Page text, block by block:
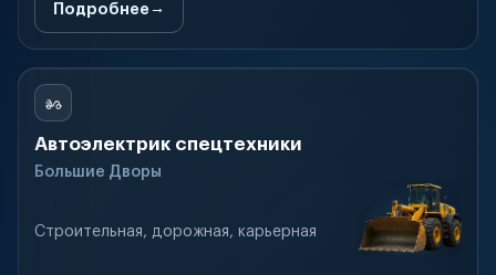
Подробнее
Автоэлектрик спецтехники
Большие Дворы
Строительная, дорожная, карьерная